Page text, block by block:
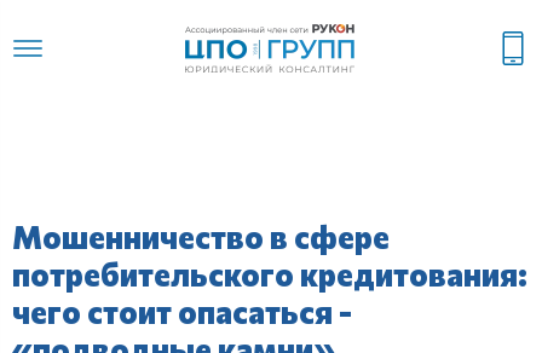
Мошенничество в сфере
потребительского кредитования:
чего стоит опасаться -